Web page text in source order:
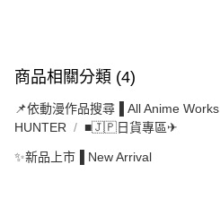
商品相關分類 (4)
📌依動漫作品搜尋▐ All Anime Works
HUNTER
■🇯🇵日貨專區✈
✨新品上市▐ New Arrival